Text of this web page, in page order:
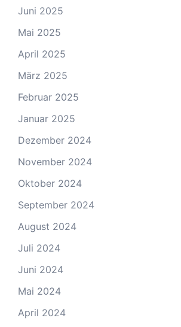
Juni 2025
Mai 2025
April 2025
März 2025
Februar 2025
Januar 2025
Dezember 2024
November 2024
Oktober 2024
September 2024
August 2024
Juli 2024
Juni 2024
Mai 2024
April 2024